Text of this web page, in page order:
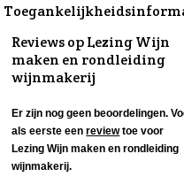
Reviews op Lezing Wijn
maken en rondleiding
wijnmakerij
Er zijn nog geen beoordelingen.
als eerste eenreviewtoe voor
Lezing Wijn maken en rondleiding
wijnmakerij.